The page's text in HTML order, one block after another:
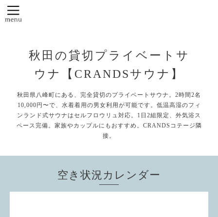
秋田の貸切プライベートサ
ウナ【CRANDSサウナ】
秋田県八峰町にある、完全貸切のプライベートサウナ。2時間2名
10,000円〜で、水着着用の男女利用が可能です。低温高湿のフィ
ンランド式サウナはセルフロウリュ対応。1日2組限定、外気浴ス
ペース完備。家族やカップルにもおすすめ。CRANDSコテージ隣
接。
空き状況カレンダー